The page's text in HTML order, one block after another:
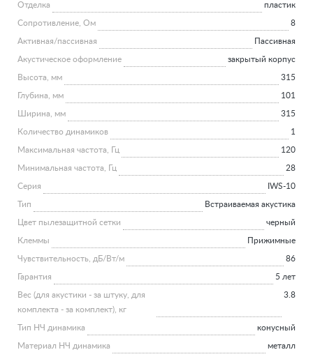
Отделка пластик
Сопротивление, Ом 8
Активная/пассивная Пассивная
Акустическое оформление закрытый корпус
Высота, мм 315
Глубина, мм 101
Ширина, мм 315
Количество динамиков 1
Максимальная частота, Гц 120
Минимальная частота, Гц 28
Серия IWS-10
Тип Встраиваемая акустика
Цвет пылезащитной сетки черный
Клеммы Прижимные
Чувствительность, дБ/Вт/м 86
Гарантия 5 лет
Вес (для акустики - за штуку, для
комплекта - за комплект), кг
3.8
Тип НЧ динамика конусный
Материал НЧ динамика металл